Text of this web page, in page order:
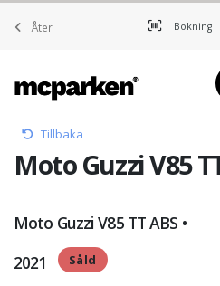
Åter Bokning
Tillbaka
Moto Guzzi V85
Moto Guzzi V85 TT ABS •
2021
Såld